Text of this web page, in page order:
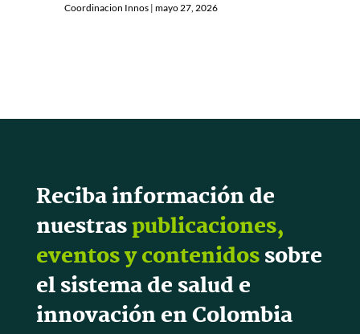
Coordinacion Innos | mayo 27, 2026
Reciba información de
nuestraspublicaciones,
eventos y contenidossobre
el sistema de salud e
innovación en Colombia